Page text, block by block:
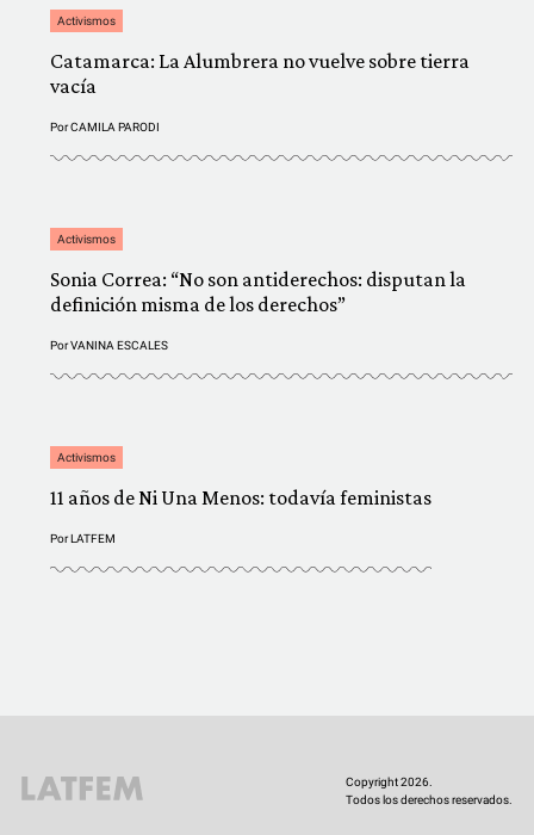
Activismos
Catamarca: La Alumbrera no vuelve sobre tierra
vacía
PorCAMILA PARODI
Activismos
Sonia Correa: “No son antiderechos: disputan la
definición misma de los derechos”
PorVANINA ESCALES
Activismos
11 años de Ni Una Menos: todavía feministas
PorLATFEM
Copyright 2026.
Todos los derechos reservados.